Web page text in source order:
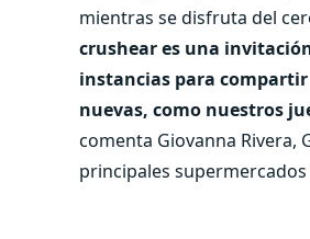
mientras se disfruta del
crushear es una
instancias para
nuevas, como nuestros
comenta Giovanna Rivera,
principales supermercados